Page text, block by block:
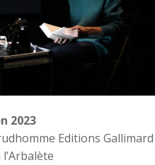
2023
Editions Gallimard